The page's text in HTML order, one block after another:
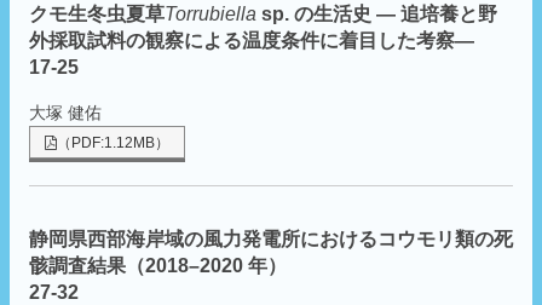
クモ生冬虫夏草Torrubiella sp. の生活史 ― 追培養と野
外採取試料の観察による温度条件に着目した考察―
17-25
大塚 健佑
（PDF:1.12MB）
静岡県西部海岸域の風力発電所におけるコウモリ類の死
骸調査結果（2018–2020 年）
27-32